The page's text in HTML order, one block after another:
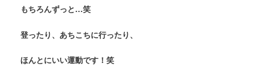
もちろんずっと…笑
登ったり、あちこちに行ったり、
ほんとにいい運動です！笑